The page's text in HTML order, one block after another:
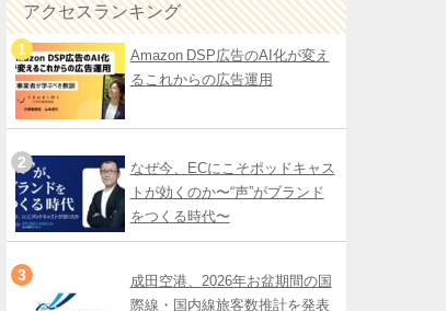
アクセスランキング
Amazon DSP広告のAI化が変え
るこれからの広告運用
なぜ今、ECにこそポッドキャス
トが効くのか〜“声”がブランド
をつくる時代〜
成田空港、2026年お盆期間の国
際線・国内線旅客数推計を発表